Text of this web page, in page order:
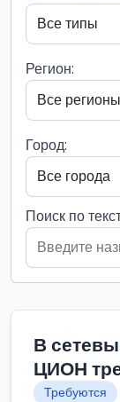
Регион:
Город:
Поиск по
В
ЦИОН
Требуются